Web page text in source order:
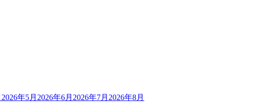
2026年5月 2026年6月 2026年7月 2026年8月